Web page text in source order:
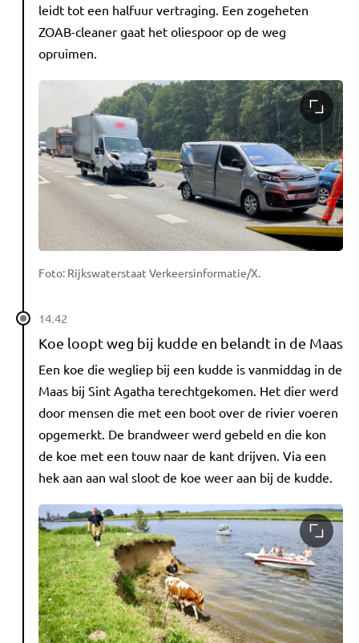
leidt tot een halfuur vertraging. Een zogeheten
ZOAB-cleaner gaat het oliespoor op de weg
opruimen.
Foto: Rijkswaterstaat Verkeersinformatie/X.
14.42
Koe loopt weg bij kudde en belandt in de Maas
Een koe die wegliep bij een kudde is vanmiddag in de
Maas bij Sint Agatha terechtgekomen. Het dier werd
door mensen die met een boot over de rivier voeren
opgemerkt. De brandweer werd gebeld en die kon
de koe met een touw naar de kant drijven. Via een
hek aan aan wal sloot de koe weer aan bij de kudde.